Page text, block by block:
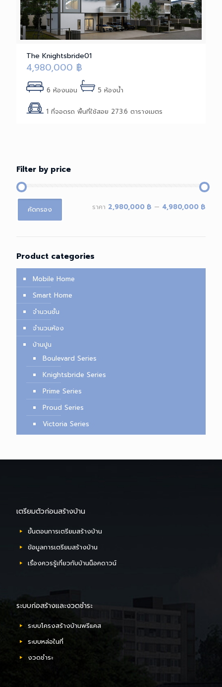
The Knightsbride01
4,980,000 ฿
6 ห้องนอน 5 ห้องน้ำ
1 ที่จอดรถ พื้นที่ใช้สอย 273.6 ตารางเมตร
Filter by price
ราคา
สุด
ราคา
สูงสุดคัดกรอง ราคา 2,980,000 ฿ — 4,980,000 ฿
Product categories
Mobile Home
Smart Home
จำนวนชั้น
จำนวนห้อง
บ้านปูน
Boulevard Series
Knightsbride Series
Prime Series
Proud Series
Victoria Series
เตรียมตัวก่อนสร้างบ้าน
ขั้นตอนการเตรียมสร้างบ้าน
ข้อมูลการเตรียมสร้างบ้าน
เรื่องควรรู้เกี่ยวกับบ้านน็อคดาวน์
ระบบก่อสร้างและงวดชำระ
ระบบโครงสร้างบ้านพรีแคส
ระบบหล่อในที่
งวดชำระ